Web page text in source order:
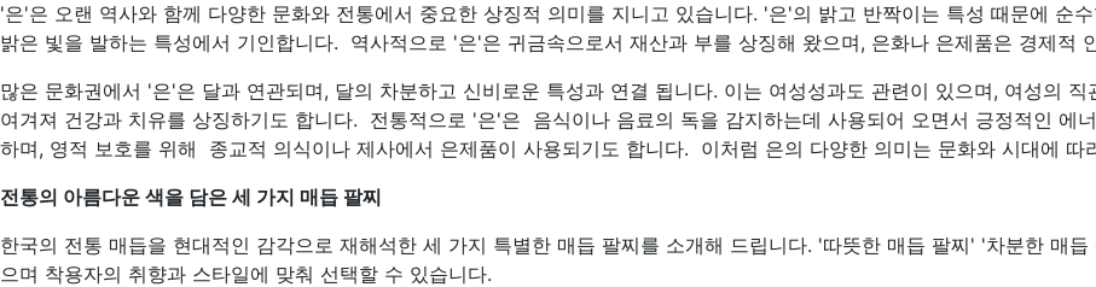
'은'은 오랜 역사와 함께 다양한 문화와 전통에서 중요한 상징적 의미를 지니고 있습니다. '은'의 밝고 반짝이는 특성 때문에 순
밝은 빛을 발하는 특성에서 기인합니다. 역사적으로 '은'은 귀금속으로서 재산과 부를 상징해 왔으며, 은화나 은제품은 경제적
많은 문화권에서 '은'은 달과 연관되며, 달의 차분하고 신비로운 특성과 연결 됩니다. 이는 여성성과도 관련이 있으며, 여성의
여겨져 건강과 치유를 상징하기도 합니다. 전통적으로 '은'은 음식이나 음료의 독을 감지하는데 사용되어 오면서 긍정적인 에
하며, 영적 보호를 위해 종교적 의식이나 제사에서 은제품이 사용되기도 합니다. 이처럼 은의 다양한 의미는 문화와 시대에 따
전통의 아름다운 색을 담은 세 가지 매듭 팔찌
한국의 전통 매듭을 현대적인 감각으로 재해석한 세 가지 특별한 매듭 팔찌를 소개해 드립니다. '따뜻한 매듭 팔찌' '차분한 매
으며 착용자의 취향과 스타일에 맞춰 선택할 수 있습니다.